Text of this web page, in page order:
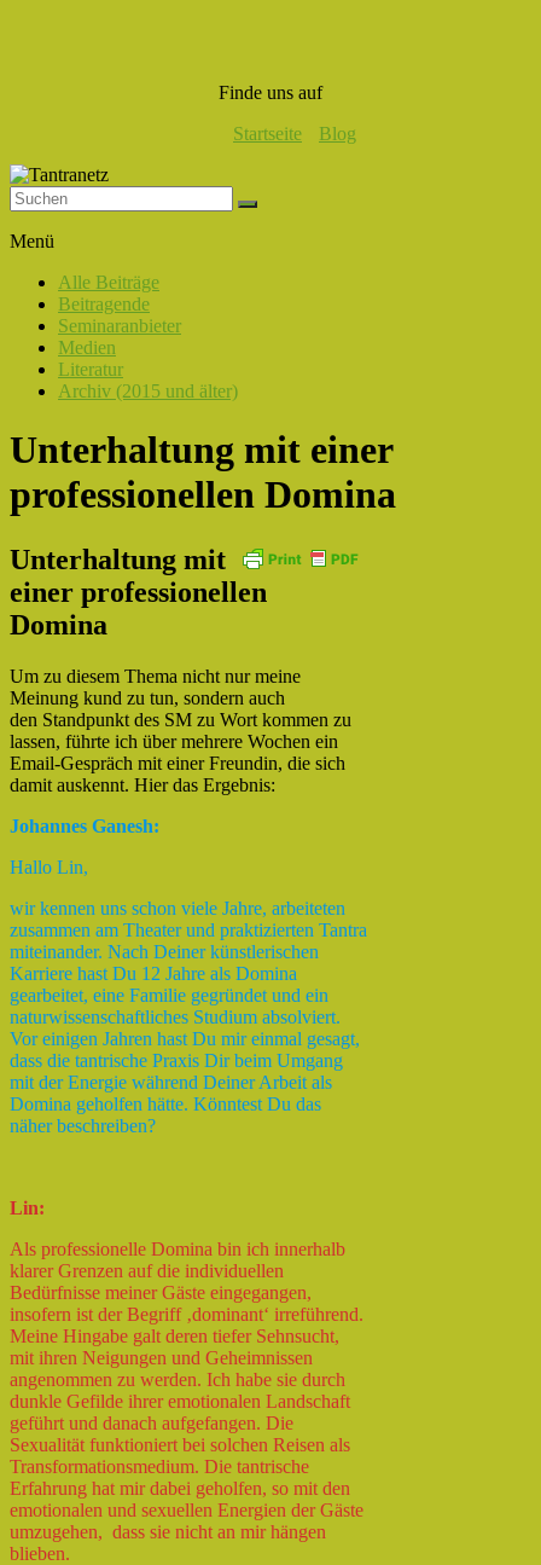
Finde uns auf
Startseite
Blog
Liebe,
Eros
Tantra
Menü
Alle Beiträge
Beitragende
Seminaranbieter
Medien
Literatur
Archiv (2015 und älter)
Unterhaltung mit einer
professionellen Domina
Unterhaltung mit
einer professionellen
Domina
Um zu diesem Thema nicht nur meine
Meinung kund zu tun, sondern auch
den Standpunkt des SM zu Wort kommen zu
lassen, führte ich über mehrere Wochen ein
Email-Gespräch mit einer Freundin, die sich
damit auskennt. Hier das Ergebnis:
Johannes Ganesh:
Hallo Lin,
wir kennen uns schon viele Jahre, arbeiteten
zusammen am Theater und praktizierten Tantra
miteinander. Nach Deiner künstlerischen
Karriere hast Du 12 Jahre als Domina
gearbeitet, eine Familie gegründet und ein
naturwissenschaftliches Studium absolviert.
Vor einigen Jahren hast Du mir einmal gesagt,
dass die tantrische Praxis Dir beim Umgang
mit der Energie während Deiner Arbeit als
Domina geholfen hätte. Könntest Du das
näher beschreiben?
Lin:
Als professionelle Domina bin ich innerhalb
klarer Grenzen auf die individuellen
Bedürfnisse meiner Gäste eingegangen,
insofern ist der Begriff ‚dominant‘ irreführend.
Meine Hingabe galt deren tiefer Sehnsucht,
mit ihren Neigungen und Geheimnissen
angenommen zu werden. Ich habe sie durch
dunkle Gefilde ihrer emotionalen Landschaft
geführt und danach aufgefangen. Die
Sexualität funktioniert bei solchen Reisen als
Transformationsmedium. Die tantrische
Erfahrung hat mir dabei geholfen, so mit den
emotionalen und sexuellen Energien der Gäste
umzugehen, dass sie nicht an mir hängen
blieben.